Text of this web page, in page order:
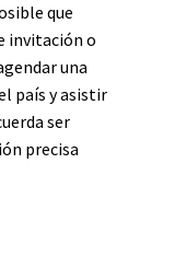
que
invitación o
una
país y asistir
ser
precisa